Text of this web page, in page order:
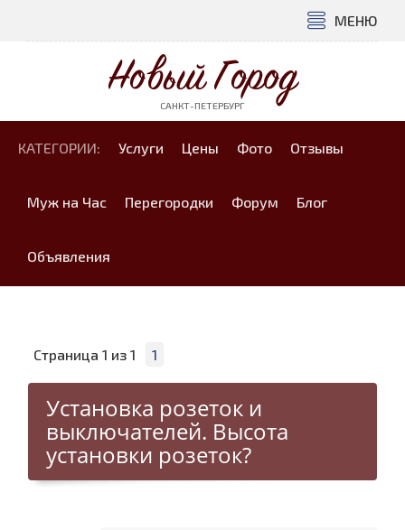
МЕНЮ
Новый Город
САНКТ-ПЕТЕРБУРГ
КАТЕГОРИИ: Услуги Цены Фото Отзывы
Муж на Час Перегородки Форум Блог
Объявления
Страница 1 из 1 1
Установка розеток и
выключателей. Высота
установки розеток?